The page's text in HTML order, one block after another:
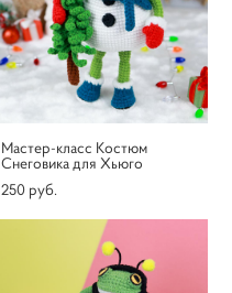
Мастер-класс Костюм
Снеговика для Хьюго
250 pуб.